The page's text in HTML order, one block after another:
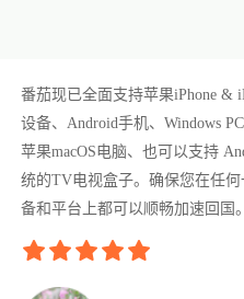
番茄现已全面支持苹果iPhone &
设备、Android手机、Windows
苹果macOS电脑、也可以支持
统的TV电视盒子。确保您在任何
备和平台上都可以顺畅加速回国